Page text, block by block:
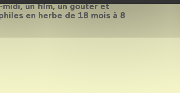
midi, un film, un goûter et
en herbe de 18 mois à 8